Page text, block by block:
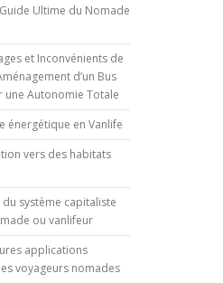
Ultime du Nomade
et Inconvénients de
d’un Bus
une Autonomie Totale
énergétique en Vanlife
vers des habitats
système capitaliste
ou vanlifeur
applications
voyageurs nomades